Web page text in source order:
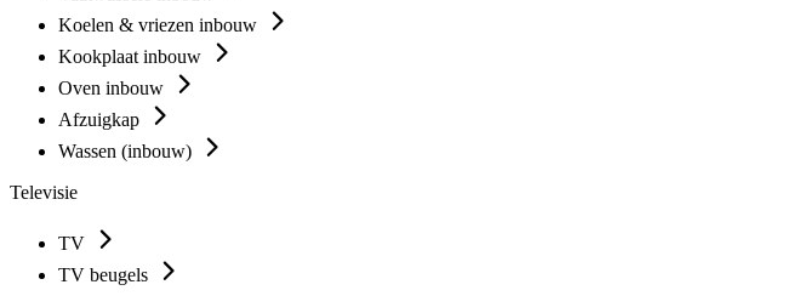
Koelen & vriezen inbouw
Kookplaat inbouw
Oven inbouw
Afzuigkap
Wassen (inbouw)
Televisie
TV
TV beugels